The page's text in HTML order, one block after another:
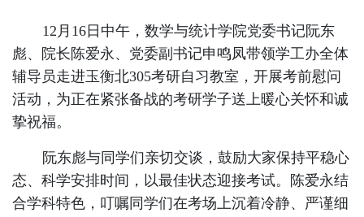
12月16日中午，数学与统计学院党委书记阮东
彪、院长陈爱永、党委副书记申鸣凤带领学工办全体
辅导员走进玉衡北305考研自习教室，开展考前慰问
活动，为正在紧张备战的考研学子送上暖心关怀和诚
挚祝福。
阮东彪与同学们亲切交谈，鼓励大家保持平稳心
态、科学安排时间，以最佳状态迎接考试。陈爱永结
合学科特色，叮嘱同学们在考场上沉着冷静、严谨细